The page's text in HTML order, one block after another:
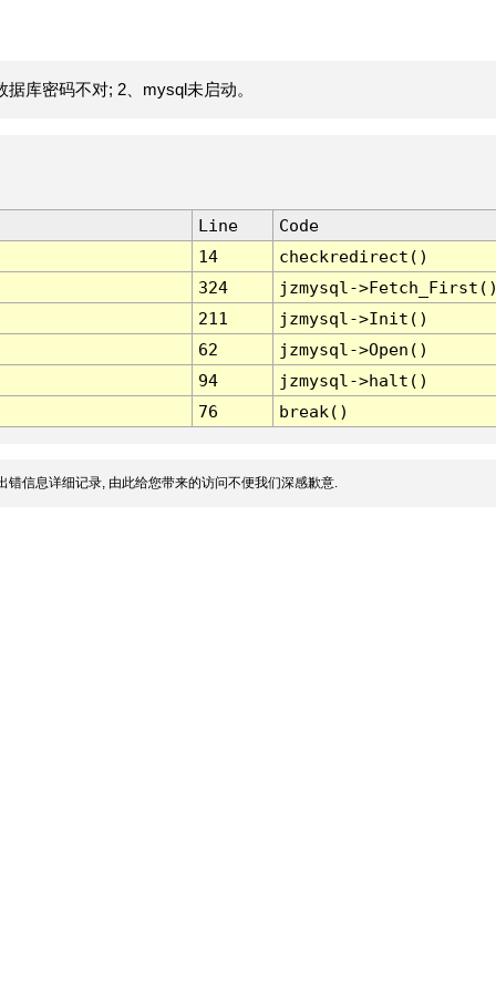
库密码不对; 2、mysql未启动。
Line
Code
14
checkredirect()
324
jzmysql-
211
jzmysql->Init()
62
jzmysql->Open()
94
jzmysql->halt()
76 break()
错信息详细记录, 由此给您带来的访问不便我们深感歉意.